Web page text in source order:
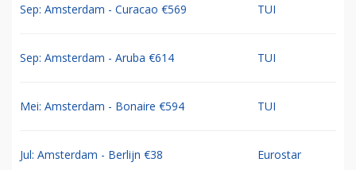
Sep: Amsterdam - Curacao €569 TUI
Sep: Amsterdam - Aruba €614 TUI
Mei: Amsterdam - Bonaire €594 TUI
Jul: Amsterdam - Berlijn €38 Eurostar